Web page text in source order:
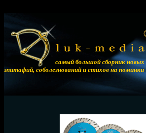
самый большой сборник новых
эпитафий, соболезнований и стихов на поминки